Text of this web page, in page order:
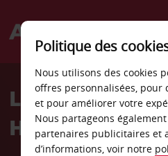
Welcome
AvisLocation de
Hazelwood,
Politique des
Nous utilisons des cookies
offres personnalisées, pour
et pour améliorer votre
Nous partageons
partenaires publicitaires et
d’informations, voir notre